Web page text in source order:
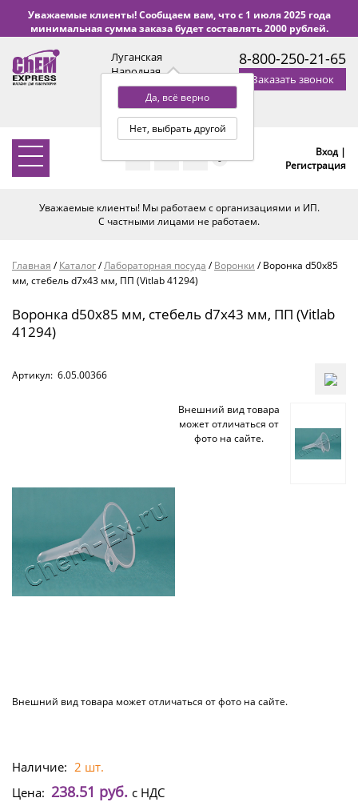
Уважаемые клиенты! Сообщаем вам, что с 1 июля 2025 года
минимальная сумма заказа будет составлять 2000 рублей.
Луганская
Народная
Республика
Да, всё верно
Нет, выбрать другой
с 9:00 до 18:00 по Уфе
(+2 МСК)
8-800-250-21-65
Заказать звонок
0
Вход |
Регистрация
Уважаемые клиенты! Мы работаем с организациями и ИП.
С частными лицами не работаем.
Главная /Каталог/Лабораторная посуда /Воронки /Воронка d50х85
мм, стебель d7х43 мм, ПП (Vitlab 41294)
Воронка d50х85 мм, стебель d7х43 мм, ПП (Vitlab
41294)
Артикул: 6.05.00366
Внешний вид товара
может отличаться от
фото на сайте.
Внешний вид товара может отличаться от фото на сайте.
Наличие: 2 шт.
Цена: 238.51 руб. с НДС